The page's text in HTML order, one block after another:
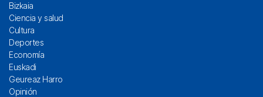
Bizkaia
Ciencia y salud
Cultura
Deportes
Economía
Euskadi
Geureaz Harro
Opinión